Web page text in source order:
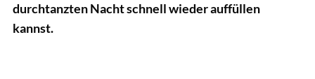
durchtanzten Nacht schnell wieder auffüllen
kannst.